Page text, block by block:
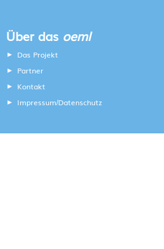
Über das oeml
Das Projekt
Partner
Kontakt
Impressum/Datenschutz